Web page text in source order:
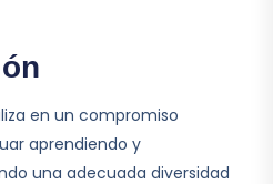
en un compromiso
aprendiendo y
una adecuada diversidad